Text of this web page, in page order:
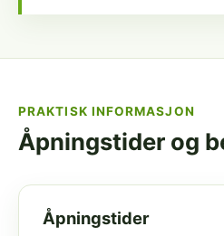
PRAKTISK INFORMASJON
Åpningstider og
Åpningstider